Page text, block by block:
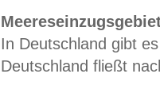
In Deutschland gibt
Deutschland fließt